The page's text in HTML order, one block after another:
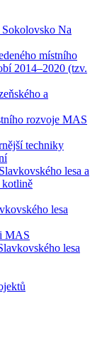
Na
místního
2014–2020 (tzv.
a
rozvoje MAS
techniky
lesa a
kotlině
lesa
MAS
lesa